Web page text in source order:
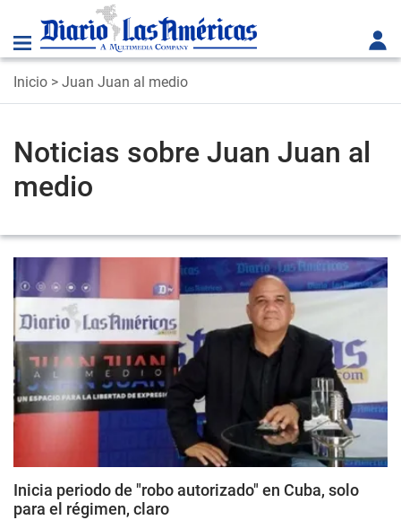
Inicio > Juan Juan al medio
Noticias sobre Juan Juan al
medio
Inicia periodo de "robo autorizado" en Cuba, solo
para el régimen, claro